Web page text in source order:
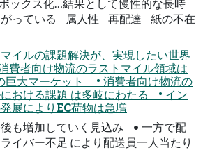
ックス化…結果として慢性的な長時
がっている 属人性 再配達 紙の不在
イルの課題解決が、実現したい世界
費者向け物流のラストマイル領域は
巨大マーケット • 消費者向け物流の
おける課題 は多岐にわたる • イン
展によりEC荷物は急増
後も増加していく見込み • 一方で配
イバー不足 により配送員一人当たり